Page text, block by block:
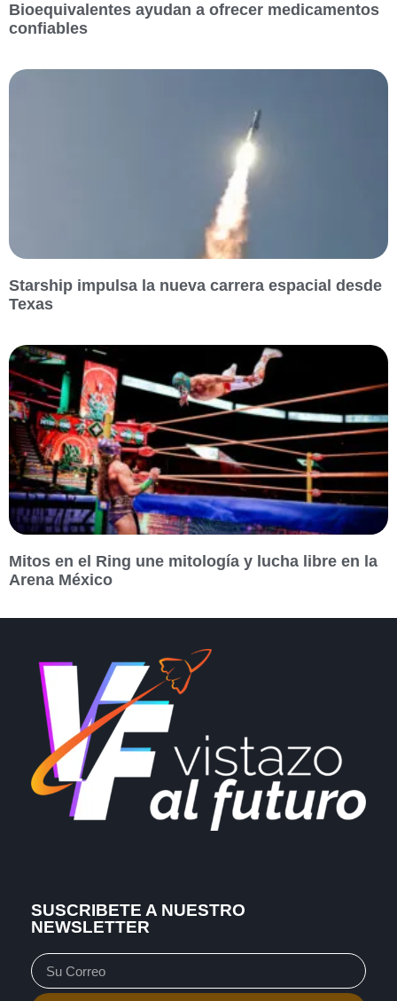
Bioequivalentes ayudan a ofrecer medicamentos
confiables
Starship impulsa la nueva carrera espacial desde
Texas
Mitos en el Ring une mitología y lucha libre en la
Arena México
SUSCRIBETE A NUESTRO
NEWSLETTER